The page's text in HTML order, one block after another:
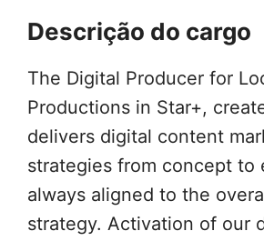
Descrição do cargo
The Digital Producer for
Productions in Star+,
delivers digital content
strategies from concept to
always aligned to the
strategy. Activation of our